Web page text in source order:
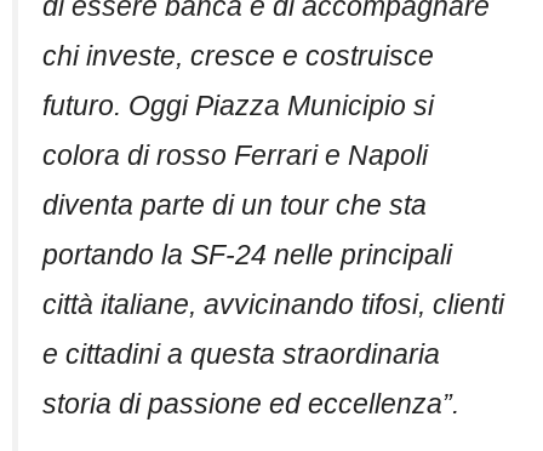
chi investe, cresce e costruisce
futuro. Oggi Piazza Municipio si
colora di rosso Ferrari e Napoli
diventa parte di un tour che sta
portando la SF-24 nelle principali
città italiane, avvicinando tifosi, clienti
e cittadini a questa straordinaria
storia di passione ed eccellenza”.